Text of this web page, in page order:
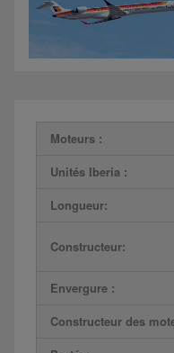
Moteurs :
Unités Iberia :
Longueur:
Constructeur:
Envergure :
Constructeur des